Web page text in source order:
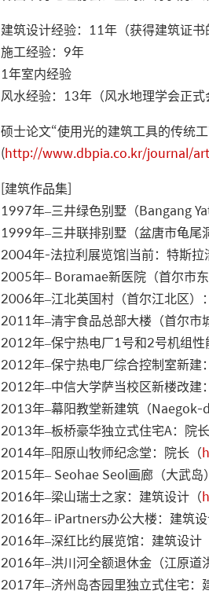
建筑设计经验：11年（获得建筑证
施工经验：9年
1年室内经验
风水经验：13年（风水地理学会正式
硕士论文“使用光的建筑工具的传统
(http://www.dbpia.co.kr/journal/
[建筑作品集]
1997年–三井绿色别墅（Bangang
1999年–三井联排别墅（盆唐市龟
2004年-法拉利展览馆|当前：特斯
2005年– Boramae新医院（首尔市
2006年–江北英国村（首尔江北区）
2011年–清宇食品总部大楼（首尔市
2012年–保宁热电厂1号和2号机组
2012年–保宁热电厂综合控制室新建
2012年–中信大学萨当校区新楼改建
2013年–幕阳教堂新建筑（Naegok-
2013年–板桥豪华独立式住宅A：院
2014年–阳原山牧师纪念堂：院长（
2015年– Seohae Seol画廊（大武岛
2016年–梁山瑞士之家：建筑设计（
2016年– iPartners办公大楼：建筑
2016年–深红比约展览馆：建筑设计
2016年–洪川河全额退休金（江原道
2017年–济州岛杏园里独立式住宅：